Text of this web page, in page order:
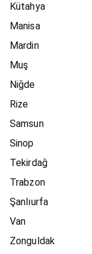
Kütahya
Manisa
Mardin
Muş
Niğde
Rize
Samsun
Sinop
Tekirdağ
Trabzon
Şanlıurfa
Van
Zonguldak